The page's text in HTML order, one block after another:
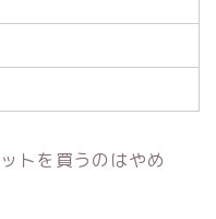
トを買うのはやめ